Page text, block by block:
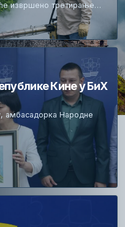
извршено третирање…
Кине у БиХ
амбасадорка Народне